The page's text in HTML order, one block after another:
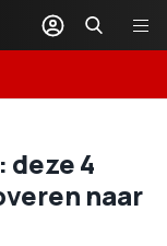
deze 4
naar